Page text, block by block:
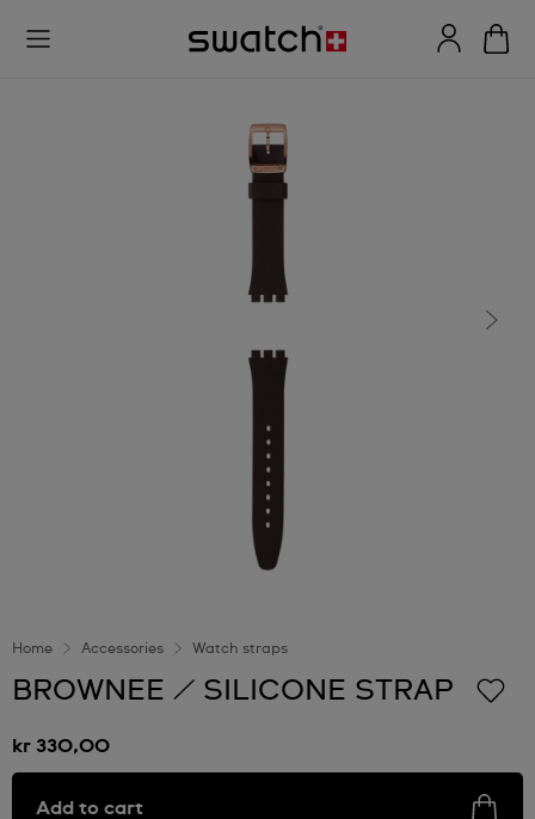
Home Accessories Watch straps
BROWNEE / SILICONE STRAP
kr 330,00
Add to cart